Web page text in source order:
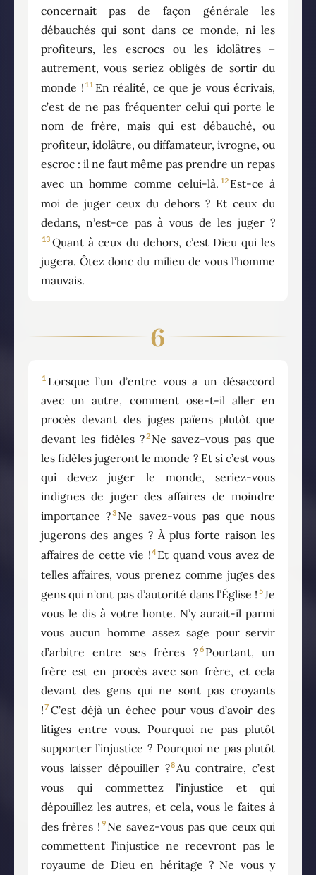
concernait pas de façon générale les
débauchés qui sont dans ce monde, ni les
profiteurs, les escrocs ou les idolâtres –
autrement, vous seriez obligés de sortir du
monde ! 11 En réalité, ce que je vous écrivais,
c’est de ne pas fréquenter celui qui porte le
nom de frère, mais qui est débauché, ou
profiteur, idolâtre, ou diffamateur, ivrogne, ou
escroc : il ne faut même pas prendre un repas
avec un homme comme celui-là. 12 Est-ce à
moi de juger ceux du dehors ? Et ceux du
dedans, n’est-ce pas à vous de les juger ?
13 Quant à ceux du dehors, c’est Dieu qui les
jugera. Ôtez donc du milieu de vous l’homme
mauvais.
6
1 Lorsque l’un d’entre vous a un désaccord
avec un autre, comment ose-t-il aller en
procès devant des juges païens plutôt que
devant les fidèles ?2 Ne savez-vous pas que
les fidèles jugeront le monde ? Et si c’est vous
qui devez juger le monde, seriez-vous
indignes de juger des affaires de moindre
importance ?3 Ne savez-vous pas que nous
jugerons des anges ? À plus forte raison les
affaires de cette vie !4 Et quand vous avez de
telles affaires, vous prenez comme juges des
gens qui n’ont pas d’autorité dans l’Église ! 5Je
vous le dis à votre honte. N’y aurait-il parmi
vous aucun homme assez sage pour servir
d’arbitre entre ses frères ?6 Pourtant, un
frère est en procès avec son frère, et cela
devant des gens qui ne sont pas croyants
!7 C’est déjà un échec pour vous d’avoir des
litiges entre vous. Pourquoi ne pas plutôt
supporter l’injustice ? Pourquoi ne pas plutôt
vous laisser dépouiller ?8Au contraire, c’est
vous qui commettez l’injustice et qui
dépouillez les autres, et cela, vous le faites à
des frères ! 9 Ne savez-vous pas que ceux qui
commettent l’injustice ne recevront pas le
royaume de Dieu en héritage ? Ne vous y